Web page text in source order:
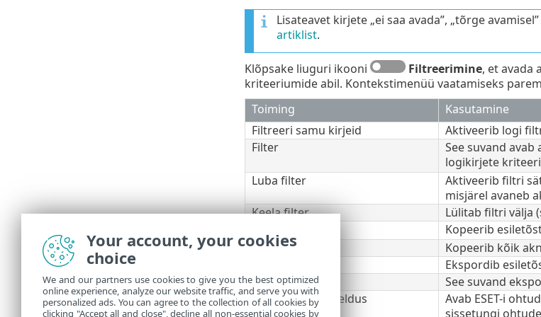
Lisateavet kirjete „ei saa avada”, „tõrge
artiklist.
Klõpsake liuguri ikooni Filtreerimine, et avada
kriteeriumide abil. Kontekstimenüü vaatamiseks
Toiming
Kasutamine
Filtreeri samu kirjeid
Aktiveerib logi
Filter
See suvand
logikirjete
Luba filter
Aktiveerib filtri
misjärel avaneb
Keela filter
Lülitab filtri välja
Kopeerib
Kopeeri kõik
Kopeerib kõik
Ekspordib
Ekspordi kõik
See suvand
Tuvastamise kirjeldus
Avab ESET-i
sissetungi
Your account, your cookies
choice
We and our partners use cookies to give you the best optimized
online experience, analyze our website traffic, and serve you with
personalized ads. You can agree to the collection of all cookies by
clicking "Accept all and close", decline all non-essential cookies by